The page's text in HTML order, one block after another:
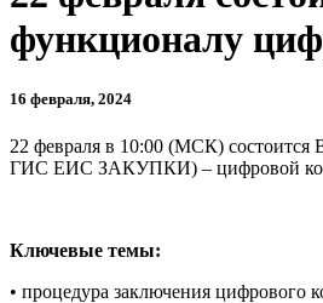
функционалу
16 февраля, 2024
22 февраля в 10:00 (МСК)
ГИС ЕИС ЗАКУПКИ) – цифровой
Ключевые темы:
• процедура заключения цифрового